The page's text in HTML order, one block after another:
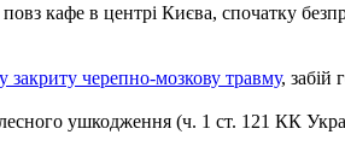
кафе в центрі Києва, спочатку
черепно-мозкову травму, забій
ушкодження (ч. 1 ст. 121 КК